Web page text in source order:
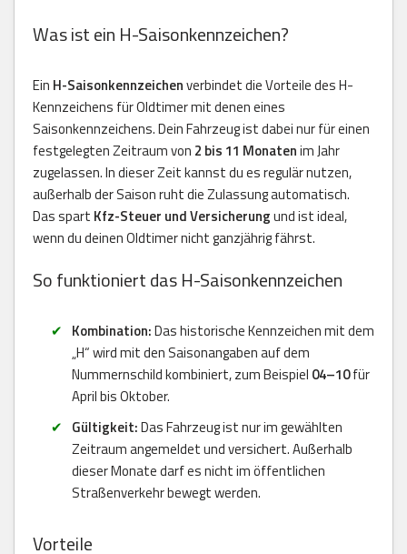
Was ist ein H-Saisonkennzeichen?
Ein H-Saisonkennzeichenverbindet die Vorteile des H-
Kennzeichens für Oldtimer mit denen eines
Saisonkennzeichens. Dein Fahrzeug ist dabei nur für einen
festgelegten Zeitraum von 2 bis 11 Monatenim Jahr
zugelassen. In dieser Zeit kannst du es regulär nutzen,
außerhalb der Saison ruht die Zulassung automatisch.
Das spart Kfz-Steuer und Versicherungund ist ideal,
wenn du deinen Oldtimer nicht ganzjährig fährst.
So funktioniert das H-Saisonkennzeichen
Kombination:Das historische Kennzeichen mit dem
„H“ wird mit den Saisonangaben auf dem
Nummernschild kombiniert, zum Beispiel 04–10für
April bis Oktober.
Gültigkeit:Das Fahrzeug ist nur im gewählten
Zeitraum angemeldet und versichert. Außerhalb
dieser Monate darf es nicht im öffentlichen
Straßenverkehr bewegt werden.
Vorteile